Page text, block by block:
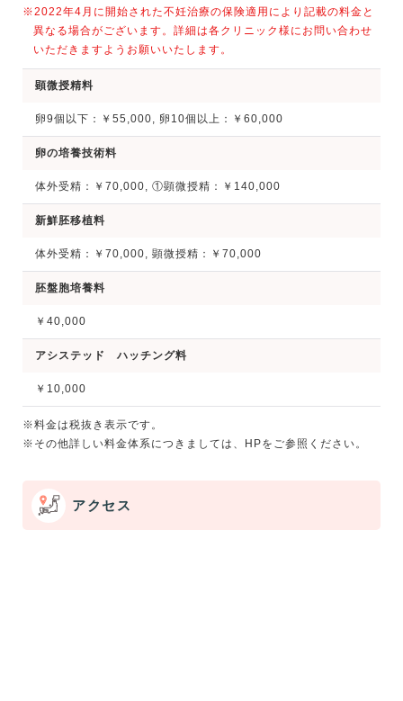
※2022年4月に開始された不妊治療の保険適用により記載の料金と
異なる場合がございます。詳細は各クリニック様にお問い合わせ
いただきますようお願いいたします。
顕微授精料
卵9個以下：￥55,000, 卵10個以上：￥60,000
卵の培養技術料
体外受精：￥70,000, ①顕微授精：￥140,000
新鮮胚移植料
体外受精：￥70,000, 顕微授精：￥70,000
胚盤胞培養料
￥40,000
アシステッド ハッチング料
￥10,000
※料金は税抜き表示です。
※その他詳しい料金体系につきましては、HPをご参照ください。
アクセス